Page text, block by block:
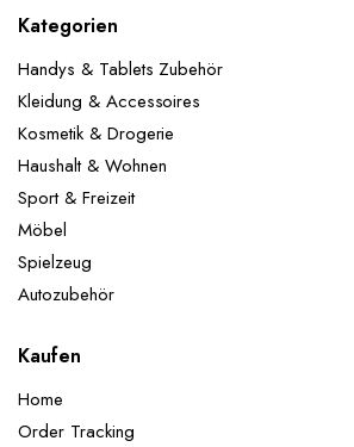
Kategorien
Handys & Tablets Zubehör
Kleidung & Accessoires
Kosmetik & Drogerie
Haushalt & Wohnen
Sport & Freizeit
Möbel
Spielzeug
Autozubehör
Kaufen
Home
Order Tracking